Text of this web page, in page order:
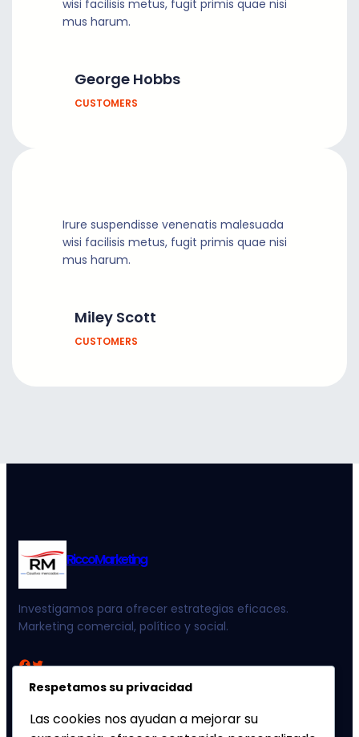
wisi facilisis metus, fugit primis quae nisi
mus harum.
George Hobbs
CUSTOMERS
Irure suspendisse venenatis malesuada
wisi facilisis metus, fugit primis quae nisi
mus harum.
Miley Scott
CUSTOMERS
RiccoMarketing
Investigamos para ofrecer estrategias eficaces.
Marketing comercial, político y social.
Facebook Twitter
METODOLOGÍAS
SERVICIOS
Respetamos su privacidad
Las cookies nos ayudan a mejorar su